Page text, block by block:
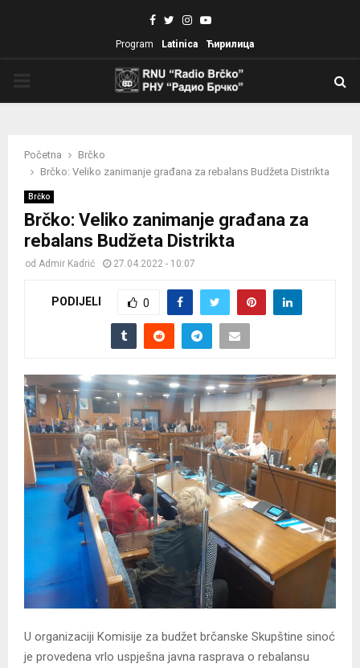
Facebook
TwitterInstagram
Youtube
Program Latinica Ћирилица
Početna
Brčko
Brčko: Veliko zanimanje građana za rebalans Budžeta Distrikta
Brčko
Brčko: Veliko zanimanje građana za
rebalans Budžeta Distrikta
od Admir Kadrić 27.04.2022 - 10:07
PODIJELI 0
U organizaciji Komisije za budžet brčanske Skupštine sinoć
je provedena vrlo uspješna javna rasprava o rebalansu